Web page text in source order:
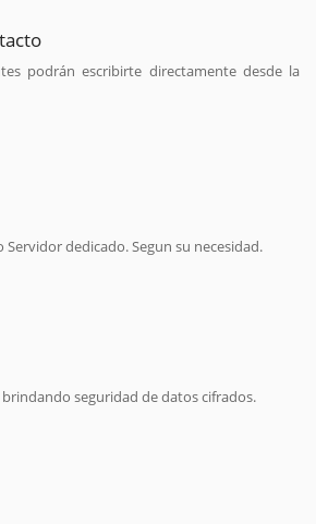
podrán escribirte directamente desde la
Servidor dedicado. Segun su necesidad.
brindando seguridad de datos cifrados.